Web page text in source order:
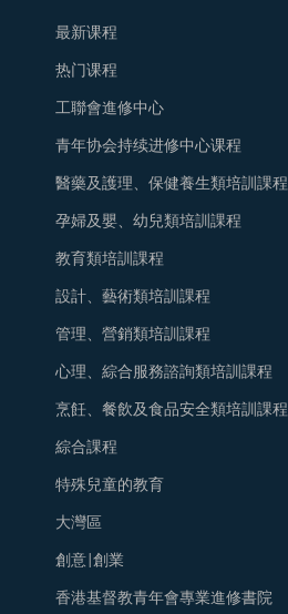
最新课程
热门课程
工聯會進修中心
青年协会持续进修中心课程
醫藥及護理、保健養生類培訓課程
孕婦及嬰、幼兒類培訓課程
教育類培訓課程
設計、藝術類培訓課程
管理、營銷類培訓課程
心理、綜合服務諮詢類培訓課程
烹飪、餐飲及食品安全類培訓課程
綜合課程
特殊兒童的教育
大灣區
創意|創業
香港基督教青年會專業進修書院